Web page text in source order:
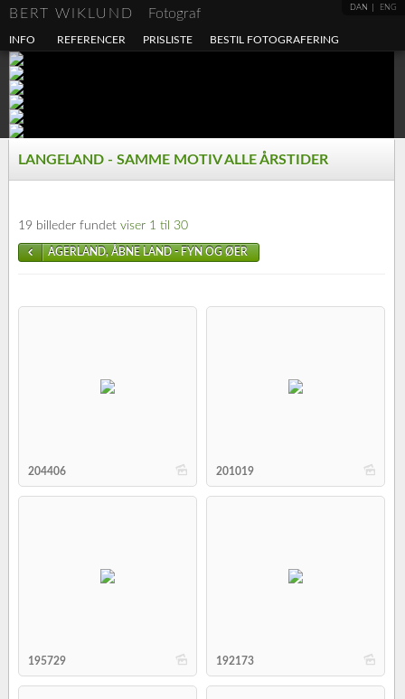
DAN ENG
BERT WIKLUND Fotograf
INFO REFERENCER PRISLISTE BESTIL FOTOGRAFERING
LANGELAND - SAMME MOTIV ALLE ÅRSTIDER
19 billeder fundet viser 1 til 30
AGERLAND, ÅBNE LAND - FYN OG ØER
b
204406 b
201019
b
195729 b
192173